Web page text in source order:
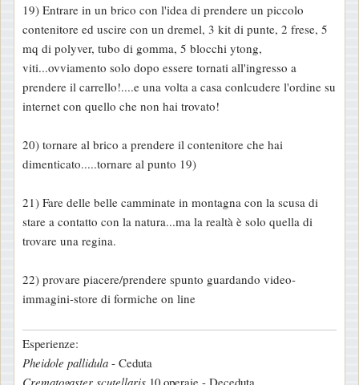
s
s
a
g
g
i
19) Entrare in un brico con l'idea di prendere un piccolo
contenitore ed uscire con un dremel, 3 kit di punte, 2 frese, 5
mq di polyver, tubo di gomma, 5 blocchi ytong,
viti...ovviamento solo dopo essere tornati all'ingresso a
prendere il carrello!....e una volta a casa conlcudere l'ordine su
internet con quello che non hai trovato!
20) tornare al brico a prendere il contenitore che hai
dimenticato.....tornare al punto 19)
21) Fare delle belle camminate in montagna con la scusa di
stare a contatto con la natura...ma la realtà è solo quella di
trovare una regina.
22) provare piacere/prendere spunto guardando video-
immagini-store di formiche on line
Esperienze:
Pheidole pallidula - Ceduta